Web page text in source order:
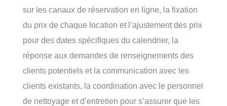
sur les canaux de réservation en ligne, la fixation
du prix de chaque location et l’ajustement des prix
pour des dates spécifiques du calendrier, la
réponse aux demandes de renseignements des
clients potentiels et la communication avec les
clients existants, la coordination avec le personnel
de nettoyage et d’entretien pour s’assurer que les